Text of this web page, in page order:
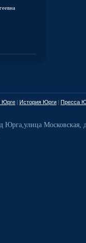
| История Юрги | Пресса
Юрга,улица Московская,